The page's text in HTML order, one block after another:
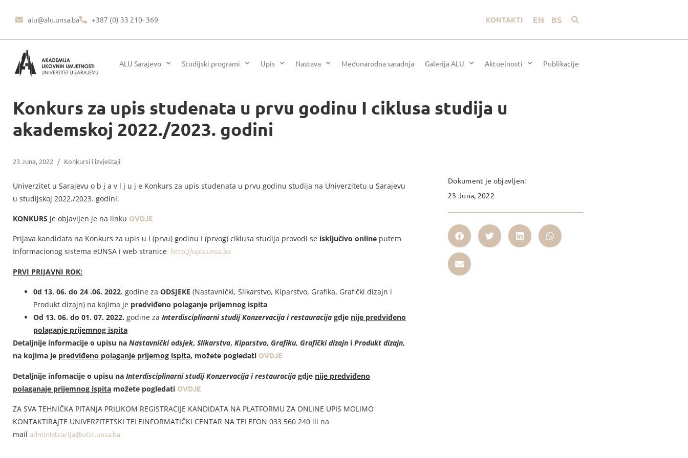
alu@alu.unsa.ba +387 (0) 33 210- 369 KONTAKTI EN BS
ALU Sarajevo Studijski programi Upis Nastava Međunarodna saradnja Galerija ALU Aktuelnosti Publikacije
Konkurs za upis studenata u prvu godinu I ciklusa studija u
akademskoj 2022./2023. godini
23 Juna, 2022 / Konkursi i izvještaji
Univerzitet u Sarajevu o b j a v l j u j e Konkurs za upis studenata u prvu godinu studija na Univerzitetu u Sarajevu
u studijskoj 2022./2023. godini.
KONKURS je objavljen je na linku OVDJE
Prijava kandidata na Konkurs za upis u I (prvu) godinu I (prvog) ciklusa studija provodi se isključivo online putem
Informacionog sistema eUNSA i web stranice http://upis.unsa.ba
PRVI PRIJAVNI ROK:
0d 13. 06. do 24 .06. 2022. godine za ODSJEKE (Nastavnički, Slikarstvo, Kiparstvo, Grafika, Grafički dizajn i
Produkt dizajn) na kojima je predviđeno polaganje prijemnog ispita
Od 13. 06. do 01. 07. 2022. godine za Interdisciplinarni studij Konzervacija i restauracija gdje nije predviđeno
polaganje prijemnog ispita
Detaljnije informacije o upisu na Nastavnički odsjek, Slikarstvo, Kiparstvo, Grafiku, Grafički dizajn i Produkt dizajn,
na kojima je predviđeno polaganje prijemog ispita, možete pogledati OVDJE
Detaljnije infomacije o upisu na Interdisciplinarni studij Konzervacija i restauracija gdje nije predviđeno
polaganaje prijemnog ispita možete pogledati OVDJE
ZA SVA TEHNIČKA PITANJA PRILIKOM REGISTRACIJE KANDIDATA NA PLATFORMU ZA ONLINE UPIS MOLIMO
KONTAKTIRAJTE UNIVERZITETSKI TELEINFORMATIČKI CENTAR NA TELEFON 033 560 240 ili na
mail administracija@utic.unsa.ba
Dokument je objavljen:
23 Juna, 2022